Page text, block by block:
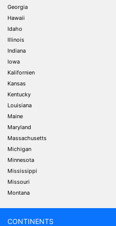
Georgia
Hawaii
Idaho
Illinois
Indiana
Iowa
Kalifornien
Kansas
Kentucky
Louisiana
Maine
Maryland
Massachusetts
Michigan
Minnesota
Mississippi
Missouri
Montana
CONTINENTS